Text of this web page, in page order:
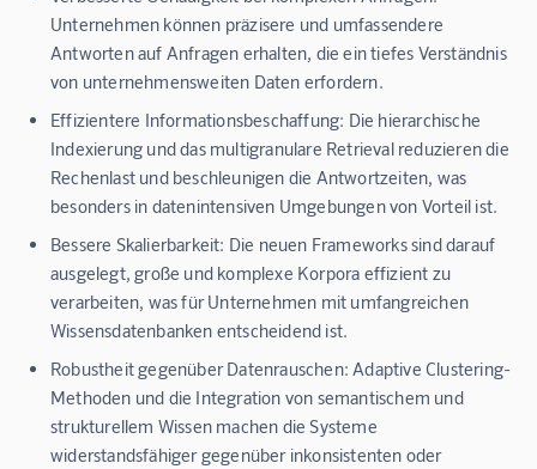
Unternehmen können präzisere und umfassendere
Antworten auf Anfragen erhalten, die ein tiefes Verständnis
von unternehmensweiten Daten erfordern.
Effizientere Informationsbeschaffung: Die hierarchische
Indexierung und das multigranulare Retrieval reduzieren die
Rechenlast und beschleunigen die Antwortzeiten, was
besonders in datenintensiven Umgebungen von Vorteil ist.
Bessere Skalierbarkeit: Die neuen Frameworks sind darauf
ausgelegt, große und komplexe Korpora effizient zu
verarbeiten, was für Unternehmen mit umfangreichen
Wissensdatenbanken entscheidend ist.
Robustheit gegenüber Datenrauschen: Adaptive Clustering-
Methoden und die Integration von semantischem und
strukturellem Wissen machen die Systeme
widerstandsfähiger gegenüber inkonsistenten oder